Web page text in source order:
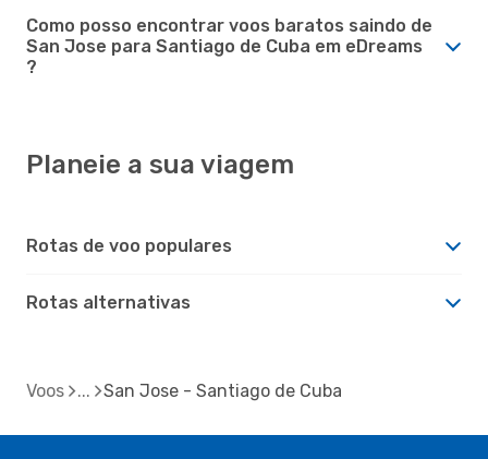
Como posso encontrar voos baratos saindo de
San Jose para Santiago de Cuba em eDreams
?
Planeie a sua viagem
Rotas de voo populares
Rotas alternativas
Voos San Jose - Santiago de Cuba